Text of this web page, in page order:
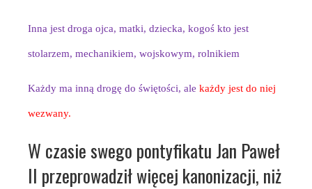
Inna jest droga ojca, matki, dziecka, kogoś kto jest
stolarzem, mechanikiem, wojskowym, rolnikiem
Każdy ma inną drogę do świętości, ale każdy jest do niej
wezwany.
W czasie swego pontyfikatu Jan Paweł
II przeprowadził więcej kanonizacji, niż